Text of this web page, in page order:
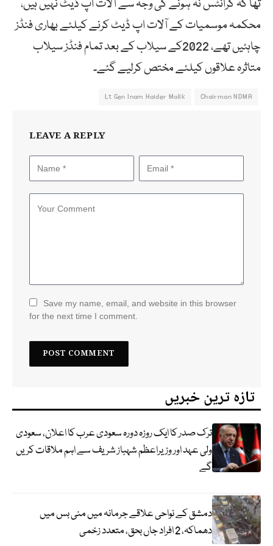
تھا کہ گرانٹس نہ ہونے کی وجہ سے آلات اپ ڈیٹ نہیں ہیں،
محکمہ موسمیات کے آلات اپ ڈیٹ کرنے کیلئے بھاری فنڈز
چاہئیں تھے، 2022کے سیلاب کے بعد تمام فنڈز سیلاب
متاثرہ علاقوں کیلئے مختص کرلیے گئے۔
Chairman NDMA
Lt Gen Inam Haider Malik
LEAVE A REPLY
Save my name, email, and website in this browser
for the next time I comment.
تازہ ترین خبریں
ترک صدر کا ایک روزہ دورہ سعودی عرب کا اعلان، سعودی
ولی عہد اور وزیراعظم شہباز شریف سے اہم ملاقات کریں
گے
دمشق کے نواحی علاقے جرمانہ میں منی بس میں
دھماکہ، 2 افراد جاں بحق، متعدد زخمی